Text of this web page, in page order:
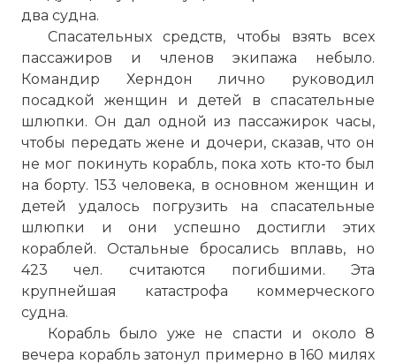
два судна.
Спасательных средств, чтобы взять всех
пассажиров и членов экипажа небыло.
Командир Херндон лично руководил
посадкой женщин и детей в спасательные
шлюпки. Он дал одной из пассажирок часы,
чтобы передать жене и дочери, сказав, что он
не мог покинуть корабль, пока хоть кто-то был
на борту. 153 человека, в основном женщин и
детей удалось погрузить на спасательные
шлюпки и они успешно достигли этих
кораблей. Остальные бросались вплавь, но
423 чел. считаются погибшими. Эта
крупнейшая катастрофа коммерческого
судна.
Корабль было уже не спасти и около 8
вечера корабль затонул примерно в 160 милях